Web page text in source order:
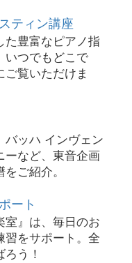
ティン講座
た豊富なピアノ指
いつでもどこで
ご覧いただけま
バッハ インヴェン
ーなど、東音企画
ご紹介。
ート
室』は、毎日のお
習をサポート。全
う！